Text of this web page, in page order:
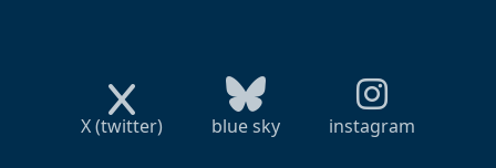
X (twitter) blue sky instagram